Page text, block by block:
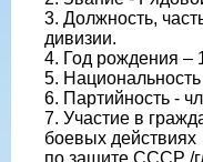
3. Должность,
дивизии.
4. Год рождения –
5.
6. Партийность -
7. Участие в
боевых действиях
по защите СССР /